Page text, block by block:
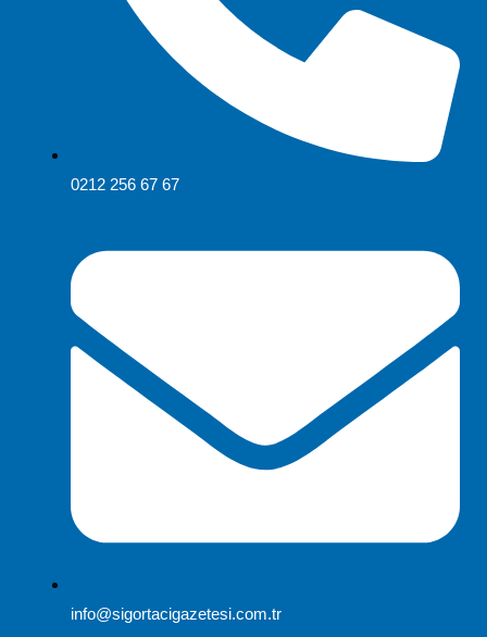
0212 256 67 67
info@sigortacigazetesi.com.tr